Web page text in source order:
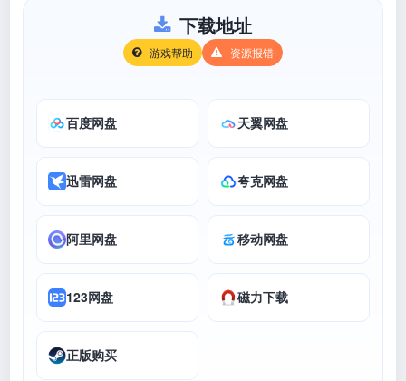
下载地址
游戏帮助 资源报错
百度网盘 天翼网盘
迅雷网盘 夸克网盘
阿里网盘 移动网盘
123网盘 磁力下载
正版购买